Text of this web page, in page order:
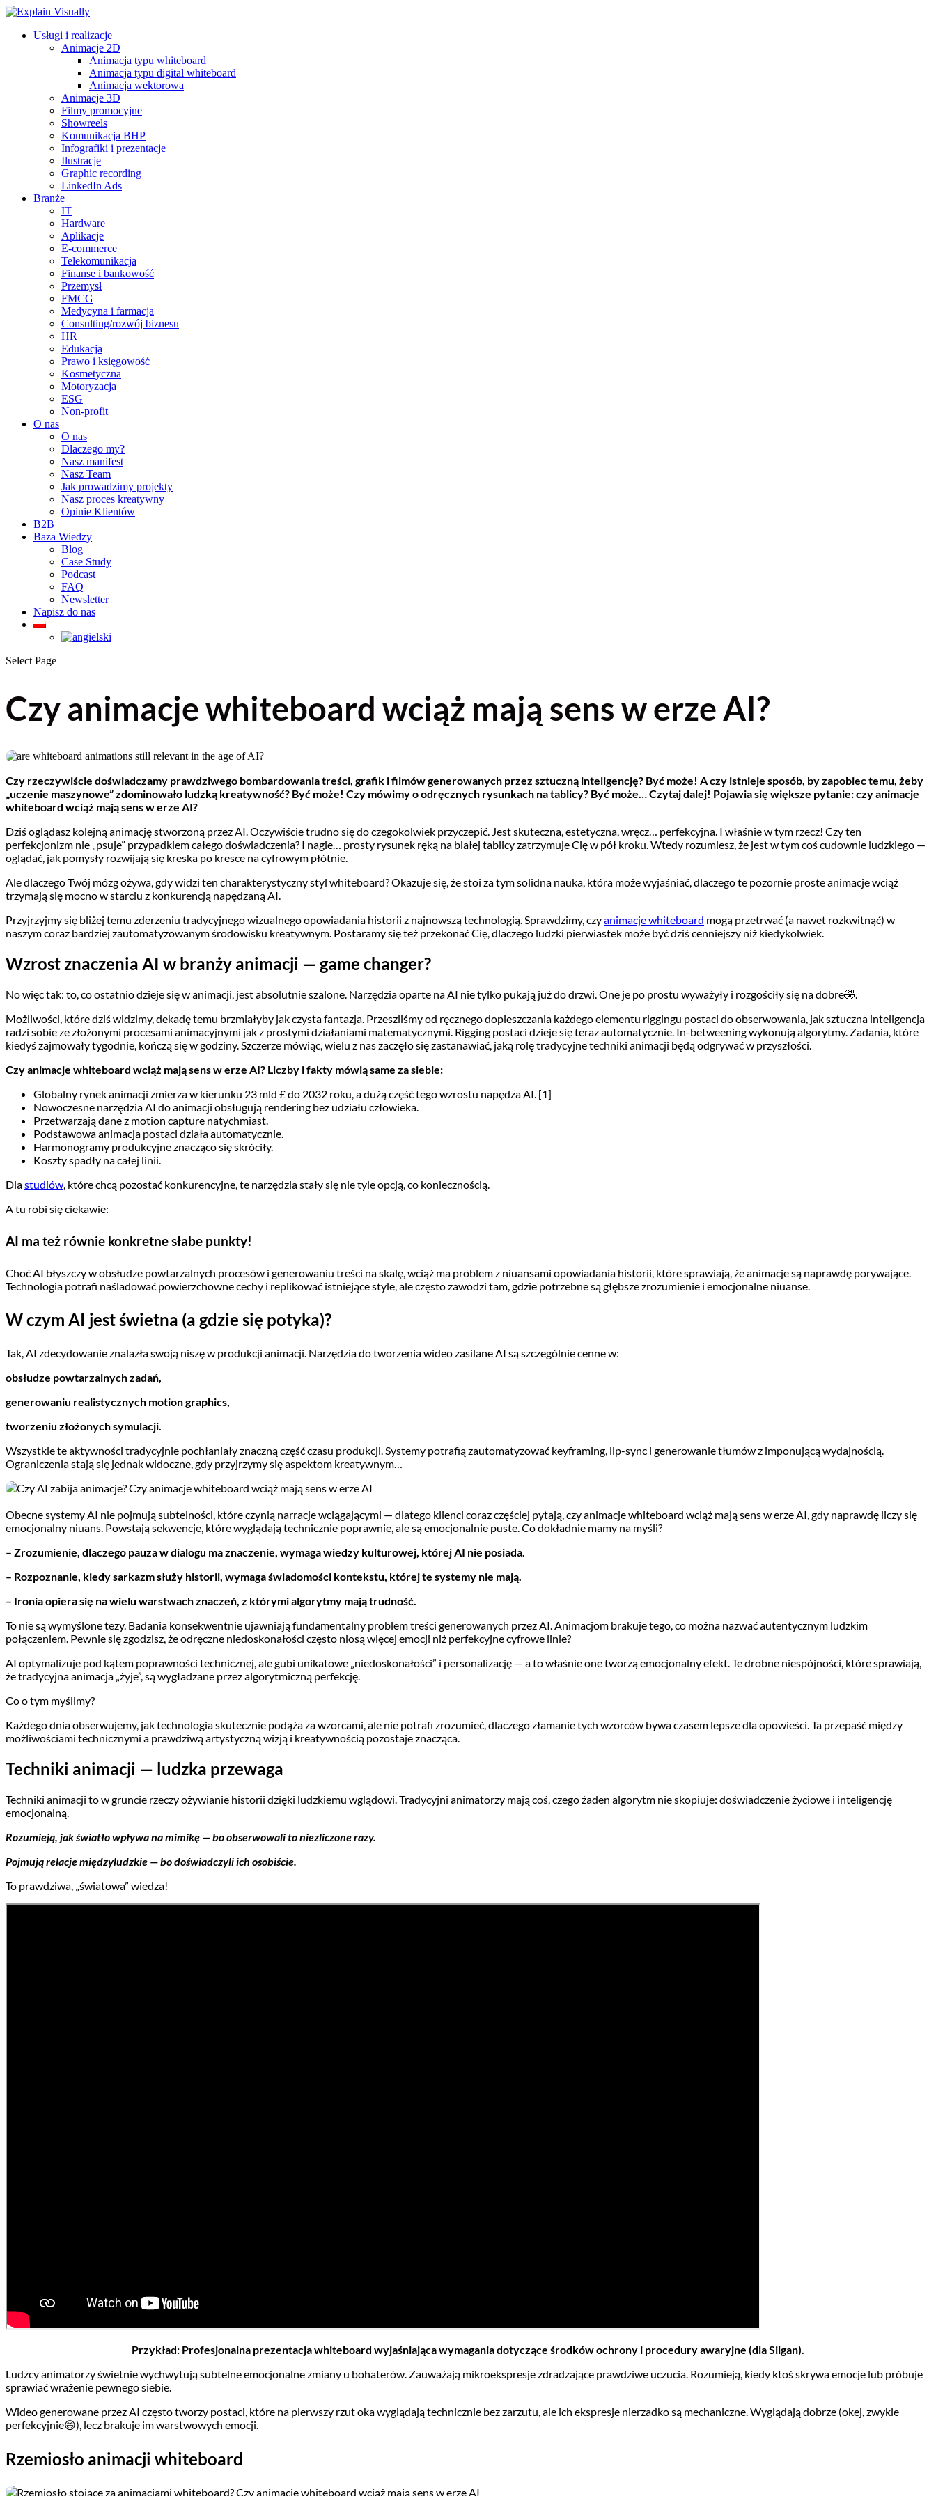
Usługi i realizacje
Animacje 2D
Animacja typu whiteboard
Animacja typu digital whiteboard
Animacja wektorowa
Animacje 3D
Filmy promocyjne
Showreels
Komunikacja BHP
Infografiki i prezentacje
Ilustracje
Graphic recording
LinkedIn Ads
Branże
IT
Hardware
Aplikacje
E-commerce
Telekomunikacja
Finanse i bankowość
Przemysł
FMCG
Medycyna i farmacja
Consulting/rozwój biznesu
HR
Edukacja
Prawo i księgowość
Kosmetyczna
Motoryzacja
ESG
Non-profit
O nas
O nas
Dlaczego my?
Nasz manifest
Nasz Team
Jak prowadzimy projekty
Nasz proces kreatywny
Opinie Klientów
B2B
Baza Wiedzy
Blog
Case Study
Podcast
FAQ
Newsletter
Napisz do nas
Select Page
Czy animacje whiteboard wciąż mają sens w erze AI?
Czy rzeczywiście doświadczamy prawdziwego bombardowania treści, grafik i filmów generowanych przez sztuczną inteligencję? Być może! A czy istnieje sposób, by zapobiec temu, żeby
„uczenie maszynowe” zdominowało ludzką kreatywność? Być może! Czy mówimy o odręcznych rysunkach na tablicy? Być może… Czytaj dalej! Pojawia się większe pytanie: czy animacje
whiteboard wciąż mają sens w erze AI?
Dziś oglądasz kolejną animację stworzoną przez AI. Oczywiście trudno się do czegokolwiek przyczepić. Jest skuteczna, estetyczna, wręcz… perfekcyjna. I właśnie w tym rzecz! Czy ten
perfekcjonizm nie „psuje” przypadkiem całego doświadczenia? I nagle… prosty rysunek ręką na białej tablicy zatrzymuje Cię w pół kroku. Wtedy rozumiesz, że jest w tym coś cudownie ludzkiego —
oglądać, jak pomysły rozwijają się kreska po kresce na cyfrowym płótnie.
Ale dlaczego Twój mózg ożywa, gdy widzi ten charakterystyczny styl whiteboard? Okazuje się, że stoi za tym solidna nauka, która może wyjaśniać, dlaczego te pozornie proste animacje wciąż
trzymają się mocno w starciu z konkurencją napędzaną AI.
Przyjrzyjmy się bliżej temu zderzeniu tradycyjnego wizualnego opowiadania historii z najnowszą technologią. Sprawdzimy, czyanimacje whiteboard mogą przetrwać (a nawet rozkwitnąć) w
naszym coraz bardziej zautomatyzowanym środowisku kreatywnym. Postaramy się też przekonać Cię, dlaczego ludzki pierwiastek może być dziś cenniejszy niż kiedykolwiek.
Wzrost znaczenia AI w branży animacji — game changer?
No więc tak: to, co ostatnio dzieje się w animacji, jest absolutnie szalone. Narzędzia oparte na AI nie tylko pukają już do drzwi. One je po prostu wyważyły i rozgościły się na dobre🤣.
Możliwości, które dziś widzimy, dekadę temu brzmiałyby jak czysta fantazja. Przeszliśmy od ręcznego dopieszczania każdego elementu riggingu postaci do obserwowania, jak sztuczna inteligencja
radzi sobie ze złożonymi procesami animacyjnymi jak z prostymi działaniami matematycznymi. Rigging postaci dzieje się teraz automatycznie. In-betweening wykonują algorytmy. Zadania, które
kiedyś zajmowały tygodnie, kończą się w godziny. Szczerze mówiąc, wielu z nas zaczęło się zastanawiać, jaką rolę tradycyjne techniki animacji będą odgrywać w przyszłości.
Czy animacje whiteboard wciąż mają sens w erze AI? Liczby i fakty mówią same za siebie:
Globalny rynek animacji zmierza w kierunku 23 mld £ do 2032 roku, a dużą część tego wzrostu napędza AI. [1]
Nowoczesne narzędzia AI do animacji obsługują rendering bez udziału człowieka.
Przetwarzają dane z motion capture natychmiast.
Podstawowa animacja postaci działa automatycznie.
Harmonogramy produkcyjne znacząco się skróciły.
Koszty spadły na całej linii.
Dlastudiów , które chcą pozostać konkurencyjne, te narzędzia stały się nie tyle opcją, co koniecznością.
A tu robi się ciekawie:
AI ma też równie konkretne słabe punkty!
Choć AI błyszczy w obsłudze powtarzalnych procesów i generowaniu treści na skalę, wciąż ma problem z niuansami opowiadania historii, które sprawiają, że animacje są naprawdę porywające.
Technologia potrafi naśladować powierzchowne cechy i replikować istniejące style, ale często zawodzi tam, gdzie potrzebne są głębsze zrozumienie i emocjonalne niuanse.
W czym AI jest świetna (a gdzie się potyka)?
Tak, AI zdecydowanie znalazła swoją niszę w produkcji animacji. Narzędzia do tworzenia wideo zasilane AI są szczególnie cenne w:
obsłudze powtarzalnych zadań,
generowaniu realistycznych motion graphics,
tworzeniu złożonych symulacji.
Wszystkie te aktywności tradycyjnie pochłaniały znaczną część czasu produkcji. Systemy potrafią zautomatyzować keyframing, lip-sync i generowanie tłumów z imponującą wydajnością.
Ograniczenia stają się jednak widoczne, gdy przyjrzymy się aspektom kreatywnym…
Obecne systemy AI nie pojmują subtelności, które czynią narracje wciągającymi — dlatego klienci coraz częściej pytają, czy animacje whiteboard wciąż mają sens w erze AI, gdy naprawdę liczy się
emocjonalny niuans. Powstają sekwencje, które wyglądają technicznie poprawnie, ale są emocjonalnie puste. Co dokładnie mamy na myśli?
– Zrozumienie, dlaczego pauza w dialogu ma znaczenie, wymaga wiedzy kulturowej, której AI nie posiada.
– Rozpoznanie, kiedy sarkazm służy historii, wymaga świadomości kontekstu, której te systemy nie mają.
– Ironia opiera się na wielu warstwach znaczeń, z którymi algorytmy mają trudność.
To nie są wymyślone tezy. Badania konsekwentnie ujawniają fundamentalny problem treści generowanych przez AI. Animacjom brakuje tego, co można nazwać autentycznym ludzkim
połączeniem. Pewnie się zgodzisz, że odręczne niedoskonałości często niosą więcej emocji niż perfekcyjne cyfrowe linie?
AI optymalizuje pod kątem poprawności technicznej, ale gubi unikatowe „niedoskonałości” i personalizację — a to właśnie one tworzą emocjonalny efekt. Te drobne niespójności, które sprawiają,
że tradycyjna animacja „żyje”, są wygładzane przez algorytmiczną perfekcję.
Co o tym myślimy?
Każdego dnia obserwujemy, jak technologia skutecznie podąża za wzorcami, ale nie potrafi zrozumieć, dlaczego złamanie tych wzorców bywa czasem lepsze dla opowieści. Ta przepaść między
możliwościami technicznymi a prawdziwą artystyczną wizją i kreatywnością pozostaje znacząca.
Techniki animacji — ludzka przewaga
Techniki animacji to w gruncie rzeczy ożywianie historii dzięki ludzkiemu wglądowi. Tradycyjni animatorzy mają coś, czego żaden algorytm nie skopiuje: doświadczenie życiowe i inteligencję
emocjonalną.
Rozumieją, jak światło wpływa na mimikę — bo obserwowali to niezliczone razy.
Pojmują relacje międzyludzkie — bo doświadczyli ich osobiście.
To prawdziwa, „światowa” wiedza!
Przykład: Profesjonalna prezentacja whiteboard wyjaśniająca wymagania dotyczące środków ochrony i procedury awaryjne (dla Silgan).
Ludzcy animatorzy świetnie wychwytują subtelne emocjonalne zmiany u bohaterów. Zauważają mikroekspresje zdradzające prawdziwe uczucia. Rozumieją, kiedy ktoś skrywa emocje lub próbuje
sprawiać wrażenie pewnego siebie.
Wideo generowane przez AI często tworzy postaci, które na pierwszy rzut oka wyglądają technicznie bez zarzutu, ale ich ekspresje nierzadko są mechaniczne. Wyglądają dobrze (okej, zwykle
perfekcyjnie😄), lecz brakuje im warstwowych emocji.
Rzemiosło animacji whiteboard